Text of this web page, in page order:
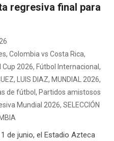
regresiva final para
, Colombia vs Costa Rica,
Cup 2026, Fútbol Internacional ,
, LUIS DIAZ, MUNDIAL 2026,
de fútbol , Partidos amistosos
Mundial 2026, SELECCIÓN
de junio, el Estadio Azteca